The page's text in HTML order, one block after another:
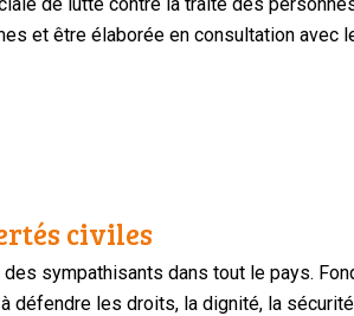
et être élaborée en consultation avec
civiles
sympathisants dans tout le pays.
défendre les droits, la dignité, la